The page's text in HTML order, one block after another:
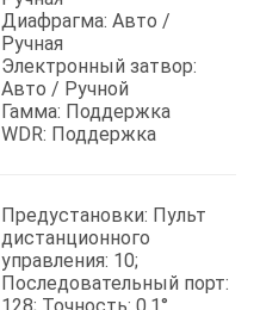
Диафрагма: Авто /
Ручная
Электронный затвор:
Авто / Ручной
Гамма: Поддержка
WDR: Поддержка
Предустановки: Пульт
дистанционного
управления: 10;
Последовательный порт: